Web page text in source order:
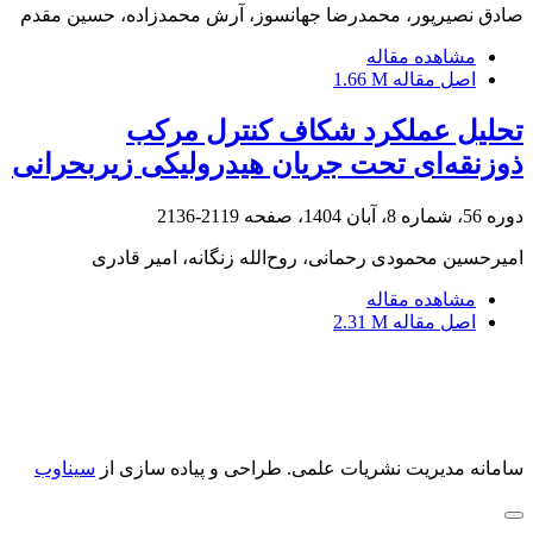
صادق نصیرپور، محمدرضا جهانسوز، آرش محمدزاده، حسین مقدم
مشاهده مقاله
اصل مقاله 1.66 M
تحلیل عملکرد شکاف کنترل مرکب
ذوزنقه‌ای تحت جریان هیدرولیکی زیربحرانی
دوره 56، شماره 8، آبان 1404، صفحه 2119-2136
امیرحسین محمودی رحمانی، روح‌الله زنگانه، امیر قادری
مشاهده مقاله
اصل مقاله 2.31 M
سامانه مدیریت نشریات علمی. طراحی و پیاده سازی از سیناوب